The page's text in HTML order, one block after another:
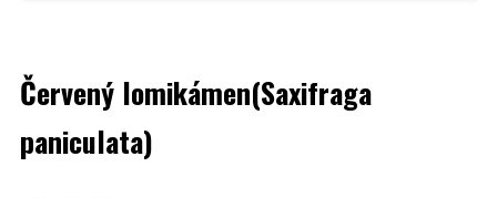
Červený lomikámen(Saxifraga
paniculata)